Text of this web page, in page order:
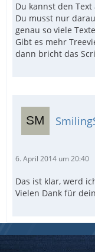
Du kannst den
Du musst nur
genau so viele
Gibt es mehr
dann bricht das
6. April 2014 um 20:40
Das ist klar, werd
Vielen Dank für